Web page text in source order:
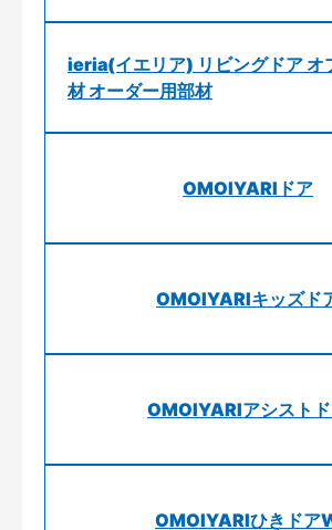
ieria(イエリア) リビングドア オ
材 オーダー用部材
OMOIYARIドア
OMOIYARIキッズド
OMOIYARIアシスト
OMOIYARIひきドア